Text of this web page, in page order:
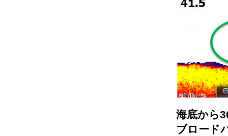
海底から
ブロード